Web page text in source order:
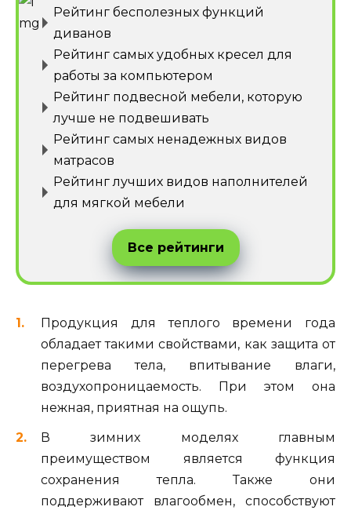
Рейтинг бесполезных функций
диванов
Рейтинг самых удобных кресел для
работы за компьютером
Рейтинг подвесной мебели, которую
лучше не подвешивать
Рейтинг самых ненадежных видов
матрасов
Рейтинг лучших видов наполнителей
для мягкой мебели
Все рейтинги
Продукция для теплого времени года
обладает такими свойствами, как защита от
перегрева тела, впитывание влаги,
воздухопроницаемость. При этом она
нежная, приятная на ощупь.
В зимних моделях главным
преимуществом является функция
сохранения тепла. Также они
поддерживают влагообмен, способствуют